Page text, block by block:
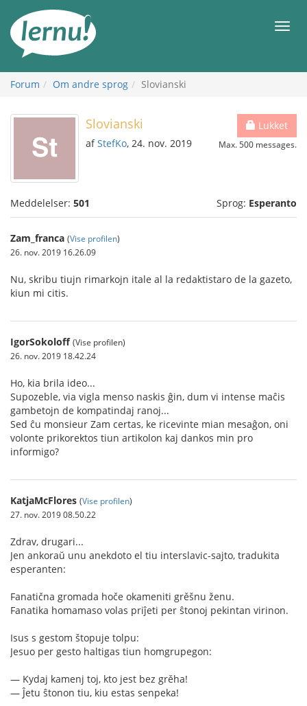
indholdet
Forum Om andre sprog Slovianski
Lukket
Max. 500 messages.
Slovianski
afStefKo, 24. nov. 2019
Meddelelser: 501 Sprog: Esperanto
Zam_franca (Vise profilen)
26. nov. 2019 16.26.09
Nu, skribu tiujn rimarkojn itale al la redaktistaro de la gazeto,
kiun mi citis.
IgorSokoloff (Vise profilen)
26. nov. 2019 18.42.24
Ho, kia brila ideo...
Supozeble, via vigla menso naskis ĝin, dum vi intense maĉis
gambetojn de kompatindaj ranoj...
Sed ĉu monsieur Zam certas, ke ricevinte mian mesaĝon, oni
volonte prikorektos tiun artikolon kaj dankos min pro
informigo?
KatjaMcFlores (Vise profilen)
27. nov. 2019 08.50.22
Zdrav, drugari...
Jen ankoraŭ unu anekdoto el tiu interslavic-sajto, tradukita
esperanten:
Fanatična gromada hoče okameniti grěšnu ženu.
Fanatika homamaso volas priĵeti per ŝtonoj pekintan virinon.
Isus s gestom štopuje tolpu:
Jesuo per gesto haltigas tiun homgrupegon:
— Kydaj kamenj toj, kto jest bez grěha!
— Ĵetu ŝtonon tiu, kiu estas senpeka!